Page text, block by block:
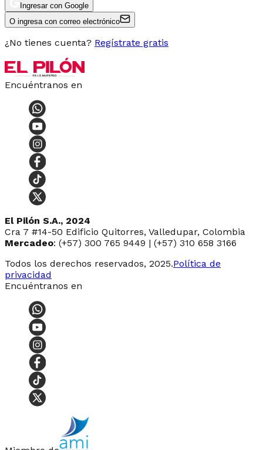
Ingresar con Google
O ingresa con correo electrónico
¿No tienes cuenta? Regístrate gratis
Encuéntranos en
El Pilón S.A., 2024
Cra 7 #14-50 Edificio Quitorres, Valledupar, Colombia
Mercadeo: (+57) 300 765 9449 | (+57) 310 658 3166
Todos los derechos reservados, 2025.Política de
privacidad
Encuéntranos en